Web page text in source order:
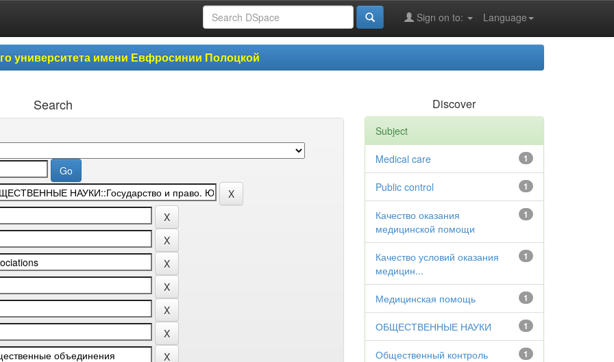
Language
Sign on to:
университета имени Евфросинии Полоцкой
Search Discover
Subject
1
Medical care
1
Public control
1
Качество оказания
медицинской помощи
1
Качество условий оказания
медицин...
1
Медицинская помощь
1
ОБЩЕСТВЕННЫЕ НАУКИ
1
Общественный контроль